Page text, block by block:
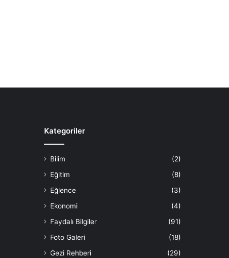
Kategoriler
Bilim
(2)
Eğitim
(8)
Eğlence
(3)
Ekonomi
(4)
Faydalı Bilgiler
(91)
Foto Galeri
(18)
Gezi Rehberi
(29)